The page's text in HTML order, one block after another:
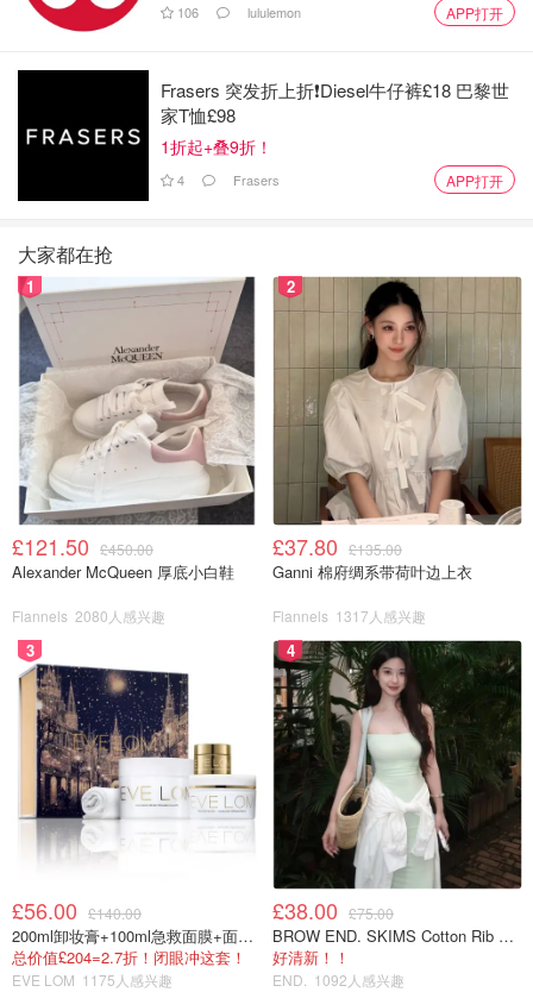
火灾！
BBC scottishdailyexpress
106 lululemon APP打开
Frasers 突发折上折❗️Diesel牛仔裤£18 巴黎世
家T恤£98
1折起+叠9折！
4 Frasers APP打开
大家都在抢
1
£121.50 £450.00
Alexander McQueen 厚底小白鞋
Flannels 2080人感兴趣
2
£37.80 £135.00
Ganni 棉府绸系带荷叶边上衣
Flannels 1317人感兴趣
3
£56.00 £140.00
200ml卸妆膏+100ml急救面膜+面霜+洁颜布
总价值£204=2.7折！闭眼冲这套！
EVE LOM 1175人感兴趣
4
£38.00 £75.00
BROW END. SKIMS Cotton Rib 长款背心连衣裙 薄荷绿
好清新！！
END. 1092人感兴趣